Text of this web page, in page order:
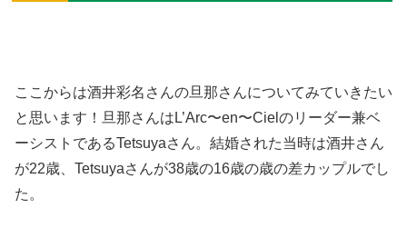
ここからは酒井彩名さんの旦那さんについてみていきたい
と思います！旦那さんはL’Arc〜en〜Cielのリーダー兼ベ
ーシストであるTetsuyaさん。結婚された当時は酒井さん
が22歳、Tetsuyaさんが38歳の16歳の歳の差カップルでし
た。